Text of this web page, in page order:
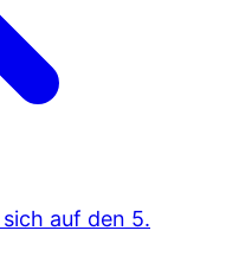
auf den 5.